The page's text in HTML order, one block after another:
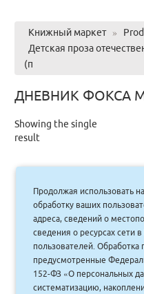
Книжный маркет »
Детская проза
(п
ДНЕВНИК ФОКСА
Showing the single
result
Дневник
ленточка
425.00руб.
383 руб.
Продолжая использовать
обработку ваших
адреса, сведений о
сведения о ресурсах сети
пользователей. Обработка
предусмотренные
152-ФЗ «О персональных
систематизацию,